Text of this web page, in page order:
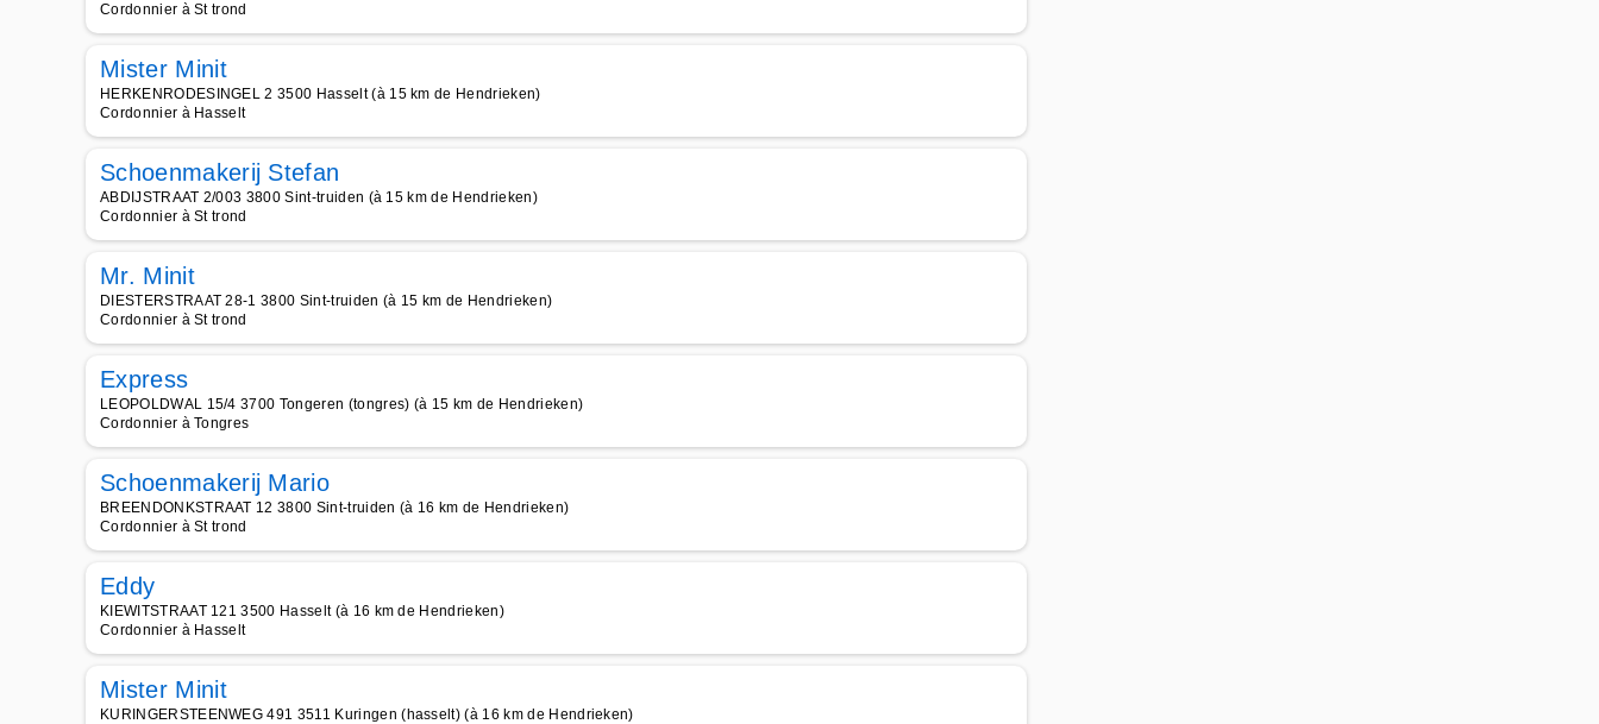
Cordonnier à St trond
Mister Minit
HERKENRODESINGEL 2 3500 Hasselt (à 15 km de Hendrieken)
Cordonnier à Hasselt
Schoenmakerij Stefan
ABDIJSTRAAT 2/003 3800 Sint-truiden (à 15 km de Hendrieken)
Cordonnier à St trond
Mr. Minit
DIESTERSTRAAT 28-1 3800 Sint-truiden (à 15 km de Hendrieken)
Cordonnier à St trond
Express
LEOPOLDWAL 15/4 3700 Tongeren (tongres) (à 15 km de Hendrieken)
Cordonnier à Tongres
Schoenmakerij Mario
BREENDONKSTRAAT 12 3800 Sint-truiden (à 16 km de Hendrieken)
Cordonnier à St trond
Eddy
KIEWITSTRAAT 121 3500 Hasselt (à 16 km de Hendrieken)
Cordonnier à Hasselt
Mister Minit
KURINGERSTEENWEG 491 3511 Kuringen (hasselt) (à 16 km de Hendrieken)